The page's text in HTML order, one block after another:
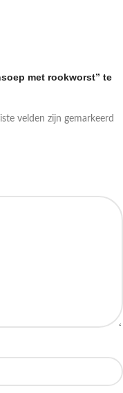
met rookworst” te
velden zijn gemarkeerd